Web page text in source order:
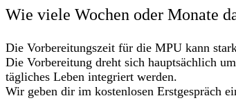
Wie viele Wochen oder Monate
Die Vorbereitungszeit für die MPU kann
Die Vorbereitung dreht sich hauptsächlich
tägliches Leben integriert werden.
Wir geben dir im kostenlosen Erstgespräch